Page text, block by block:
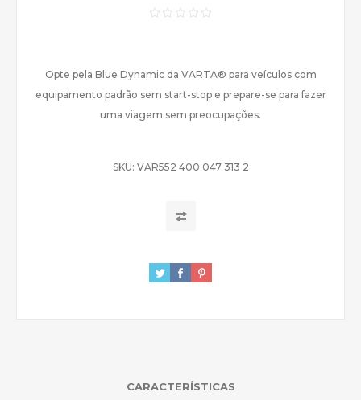
Opte pela Blue Dynamic da VARTA® para veículos com
equipamento padrão sem start-stop e prepare-se para fazer
uma viagem sem preocupações.
SKU: VAR552 400 047 313 2
CARACTERÍSTICAS